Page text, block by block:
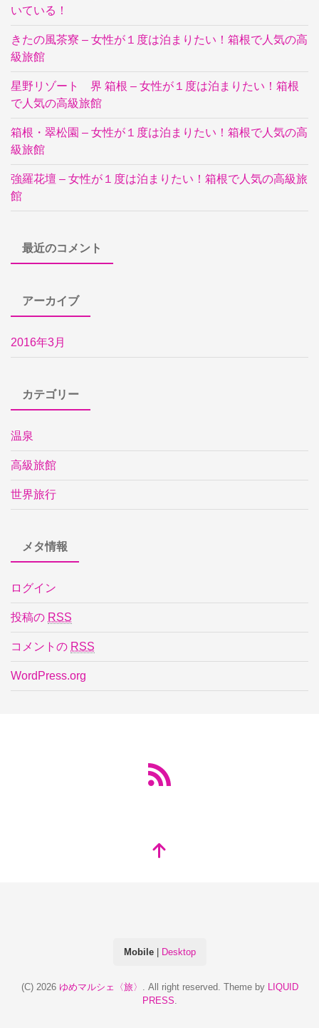
いている！
きたの風茶寮 – 女性が１度は泊まりたい！箱根で人気の高
級旅館
星野リゾート 界 箱根 – 女性が１度は泊まりたい！箱根
で人気の高級旅館
箱根・翠松園 – 女性が１度は泊まりたい！箱根で人気の高
級旅館
強羅花壇 – 女性が１度は泊まりたい！箱根で人気の高級旅
館
最近のコメント
アーカイブ
2016年3月
カテゴリー
温泉
高級旅館
世界旅行
メタ情報
ログイン
投稿の RSS
コメントの RSS
WordPress.org
Mobile| Desktop
(C) 2026 ゆめマルシェ〈旅〉 . All right reserved. Theme by LIQUID
PRESS